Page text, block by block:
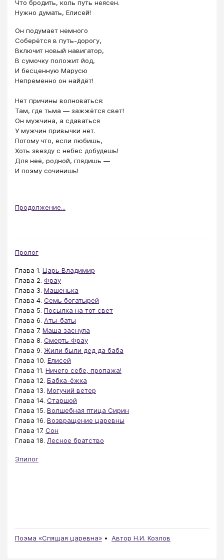
Что бродить, коль путь неясен.
Нужно думать, Елисей!
Он подумает немного
Соберётся в путь-дорогу,
Включит новый навигатор,
В сумочку положит йод,
И бесценную Марусю
Непременно он найдёт!
Нет причины волноваться:
Там, где тьма — зажжётся свет!
Он мужчина, а сдаваться
У мужчин привычки нет.
Потому что, если любишь,
Хоть звезду с небес добудешь!
Для неё, родной, глядишь —
И поэму сочинишь!
Продолжение...
Пролог
Глава 1. Царь Владимир
Глава 2. Фрау
Глава 3. Машенька
Глава 4. Семь богатырей
Глава 5. Посылка на тот свет
Глава 6. Аты-баты
Глава 7. Маша заснула
Глава 8. Смерть Фрау
Глава 9. Жили были дед да баба
Глава 10. Елисей
Глава 11. Ничего себе, пропажа!
Глава 12. Бабка-ёжка
Глава 13. Могучий ветер
Глава 14. Старшой
Глава 15. Волшебная птица Сирин
Глава 16. Возвращение царевны
Глава 17. Сон
Глава 18. Лесное братство
Эпилог
Поэма «Спящая царевна» Автор Н.И. Козлов